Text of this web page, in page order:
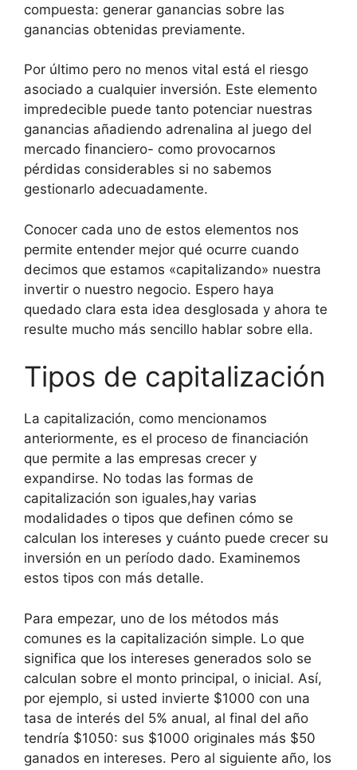
compuesta: generar ganancias sobre las
ganancias obtenidas previamente.
Por último pero no menos vital está el riesgo
asociado a cualquier inversión. Este elemento
impredecible puede tanto potenciar nuestras
ganancias añadiendo adrenalina al juego del
mercado financiero- como provocarnos
pérdidas considerables si no sabemos
gestionarlo adecuadamente.
Conocer cada uno de estos elementos nos
permite entender mejor qué ocurre cuando
decimos que estamos «capitalizando» nuestra
invertir o nuestro negocio. Espero haya
quedado clara esta idea desglosada y ahora te
resulte mucho más sencillo hablar sobre ella.
Tipos de capitalización
La capitalización, como mencionamos
anteriormente, es el proceso de financiación
que permite a las empresas crecer y
expandirse. No todas las formas de
capitalización son iguales,hay varias
modalidades o tipos que definen cómo se
calculan los intereses y cuánto puede crecer su
inversión en un período dado. Examinemos
estos tipos con más detalle.
Para empezar, uno de los métodos más
comunes es la capitalización simple. Lo que
significa que los intereses generados solo se
calculan sobre el monto principal, o inicial. Así,
por ejemplo, si usted invierte $1000 con una
tasa de interés del 5% anual, al final del año
tendría $1050: sus $1000 originales más $50
ganados en intereses. Pero al siguiente año, los